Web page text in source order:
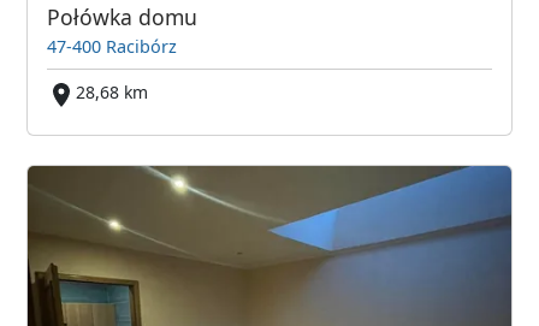
Połówka domu
47-400 Racibórz
28,68 km